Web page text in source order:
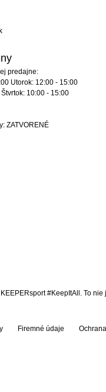
predajne:
Utorok: 12:00 - 15:00
10:00 - 15:00
ZATVORENÉ
#KeepItAll. To nie
Firemné údaje